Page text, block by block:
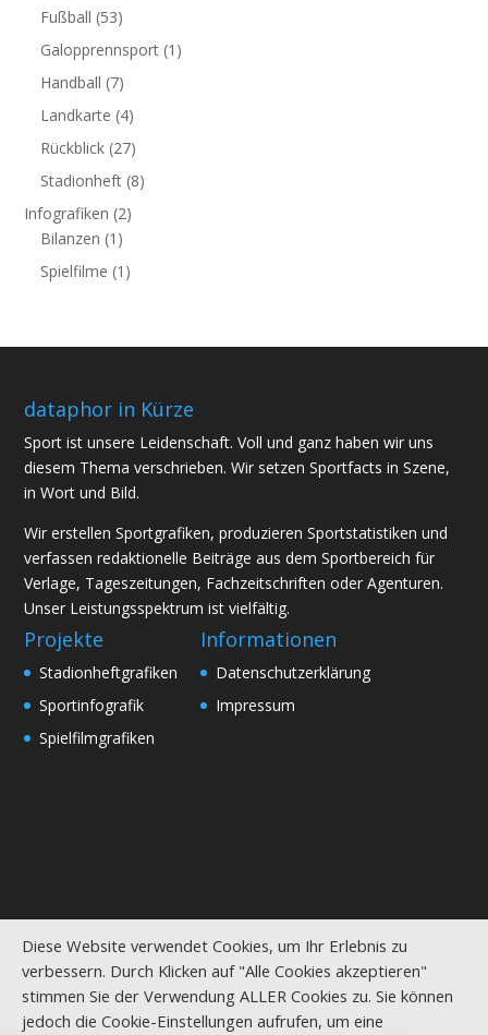
Fußball (53)
Galopprennsport (1)
Handball (7)
Landkarte (4)
Rückblick (27)
Stadionheft (8)
Infografiken (2)
Bilanzen (1)
Spielfilme (1)
dataphor in Kürze
Sport ist unsere Leidenschaft. Voll und ganz haben wir uns
diesem Thema verschrieben. Wir setzen Sportfacts in Szene,
in Wort und Bild.
Wir erstellen Sportgrafiken, produzieren Sportstatistiken und
verfassen redaktionelle Beiträge aus dem Sportbereich für
Verlage, Tageszeitungen, Fachzeitschriften oder Agenturen.
Unser Leistungsspektrum ist vielfältig.
Projekte
Stadionheftgrafiken
Sportinfografik
Spielfilmgrafiken
Informationen
Datenschutzerklärung
Impressum
Diese Website verwendet Cookies, um Ihr Erlebnis zu
verbessern. Durch Klicken auf "Alle Cookies akzeptieren"
stimmen Sie der Verwendung ALLER Cookies zu. Sie können
jedoch die Cookie-Einstellungen aufrufen, um eine